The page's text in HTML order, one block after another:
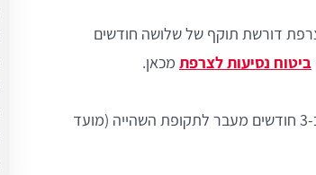
דורשת תוקף של שלושה חודשים
ביטוח נסיעות לצרפת מכאן.
תוקף הדרכון צריך להיות כ-3 חודשים מעבר לתקופת השהייה (מועד